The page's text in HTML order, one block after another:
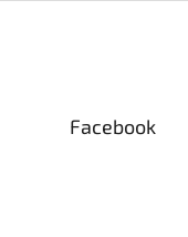
Facebook